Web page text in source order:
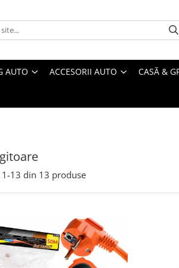
AUTO ACCESORII AUTO CASĂ &
1-13 din 13 produse